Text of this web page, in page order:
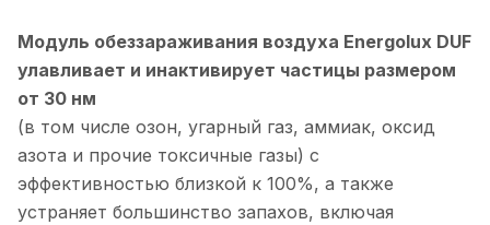
Модуль обеззараживания воздуха Energolux DUF
улавливает и инактивирует частицы размером
от 30 нм
(в том числе озон, угарный газ, аммиак, оксид
азота и прочие токсичные газы) с
эффективностью близкой к 100%, а также
устраняет большинство запахов, включая